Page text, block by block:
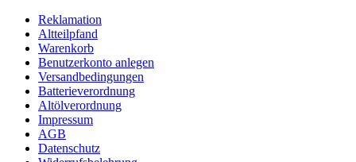
Reklamation
Altteilpfand
Warenkorb
Benutzerkonto anlegen
Versandbedingungen
Batterieverordnung
Altölverordnung
Impressum
AGB
Datenschutz